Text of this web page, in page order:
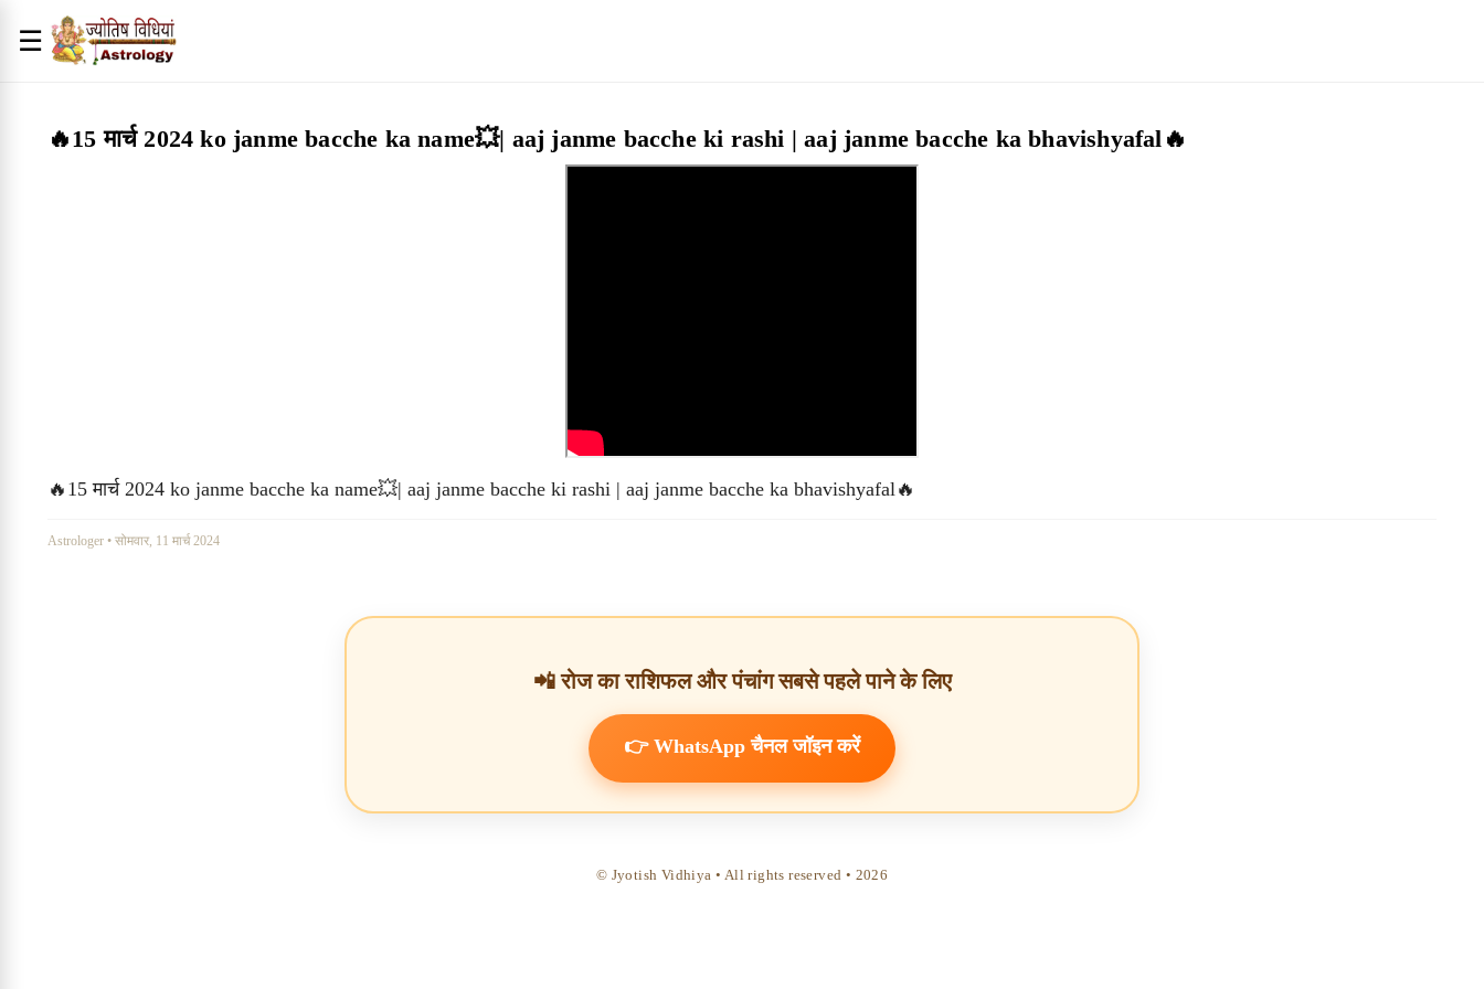
☰
🔥15 मार्च 2024 ko janme bacche ka name💥| aaj janme bacche ki rashi | aaj janme bacche ka bhavishyafal🔥
🔥15 मार्च 2024 ko janme bacche ka name💥| aaj janme bacche ki rashi | aaj janme bacche ka bhavishyafal🔥
Astrologer • सोमवार, 11 मार्च 2024
📲 रोज का राशिफल और पंचांग सबसे पहले पाने के लिए
👉 WhatsApp चैनल जॉइन करें
© Jyotish Vidhiya • All rights reserved • 2026